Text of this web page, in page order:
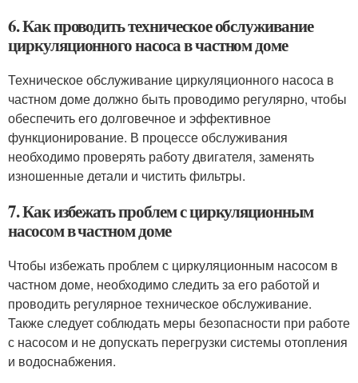
6. Как проводить техническое обслуживание
циркуляционного насоса в частном доме
Техническое обслуживание циркуляционного насоса в
частном доме должно быть проводимо регулярно, чтобы
обеспечить его долговечное и эффективное
функционирование. В процессе обслуживания
необходимо проверять работу двигателя, заменять
изношенные детали и чистить фильтры.
7. Как избежать проблем с циркуляционным
насосом в частном доме
Чтобы избежать проблем с циркуляционным насосом в
частном доме, необходимо следить за его работой и
проводить регулярное техническое обслуживание.
Также следует соблюдать меры безопасности при работе
с насосом и не допускать перегрузки системы отопления
и водоснабжения.